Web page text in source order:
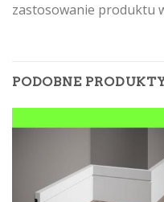
zastosowanie produktu
PODOBNE